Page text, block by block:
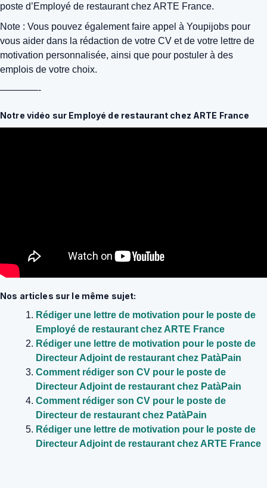
poste d’Employé de restaurant chez ARTE France.
Note : Vous pouvez également faire appel à Youpijobs pour
vous aider dans la rédaction de votre CV et de votre lettre de
motivation personnalisée, ainsi que pour postuler à des
emplois de votre choix.
————-
Notre vidéo sur Employé de restaurant chez ARTE France
Nos articles sur le même sujet:
Rédiger une lettre de motivation pour le poste de
Employé de restaurant chez ARTE France
Rédiger une lettre de motivation pour le poste de
Directeur Adjoint de restaurant chez PatàPain
Comment rédiger son CV pour le poste de
Directeur Adjoint de restaurant chez PatàPain
Comment rédiger son CV pour le poste de
Directeur de restaurant chez PatàPain
Rédiger une lettre de motivation pour le poste de
Directeur Adjoint de restaurant chez ARTE France